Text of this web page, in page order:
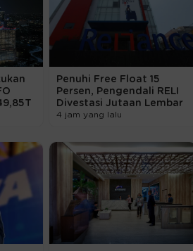
Penuhi Free Float 15
Persen, Pengendali RELI
Divestasi Jutaan Lembar
4 jam yang lalu